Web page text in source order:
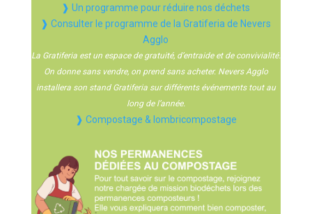
❱ Un programme pour réduire nos déchets
❱ Consulter le programme de la Gratiferia de Nevers
Agglo
La Gratiferia est un espace de gratuité, d’entraide et de convivialité.
On donne sans vendre, on prend sans acheter. Nevers Agglo
installera son stand Gratiferia sur différents événements tout au
long de l’année.
❱ Compostage & lombricompostage